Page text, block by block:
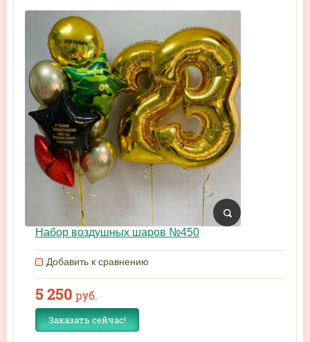
Набор воздушных шаров №450
Добавить к сравнению
5 250 руб.
Заказать сейчас!